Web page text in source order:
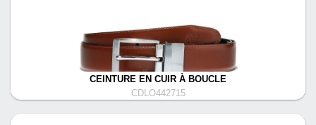
CEINTURE EN CUIR À BOUCLE
CDLO442715